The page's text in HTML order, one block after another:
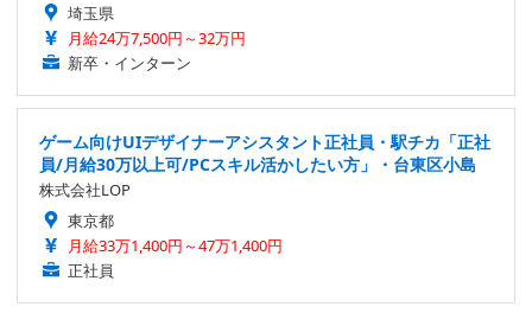
埼玉県
月給24万7,500円～32万円
新卒・インターン
ゲーム向けUIデザイナーアシスタント正社員・駅チカ「正社
員/月給30万以上可/PCスキル活かしたい方」・台東区小島
株式会社LOP
東京都
月給33万1,400円～47万1,400円
正社員